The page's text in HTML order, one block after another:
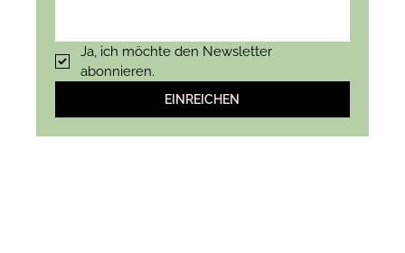
Ja, ich möchte den Newsletter
abonnieren.
EINREICHEN